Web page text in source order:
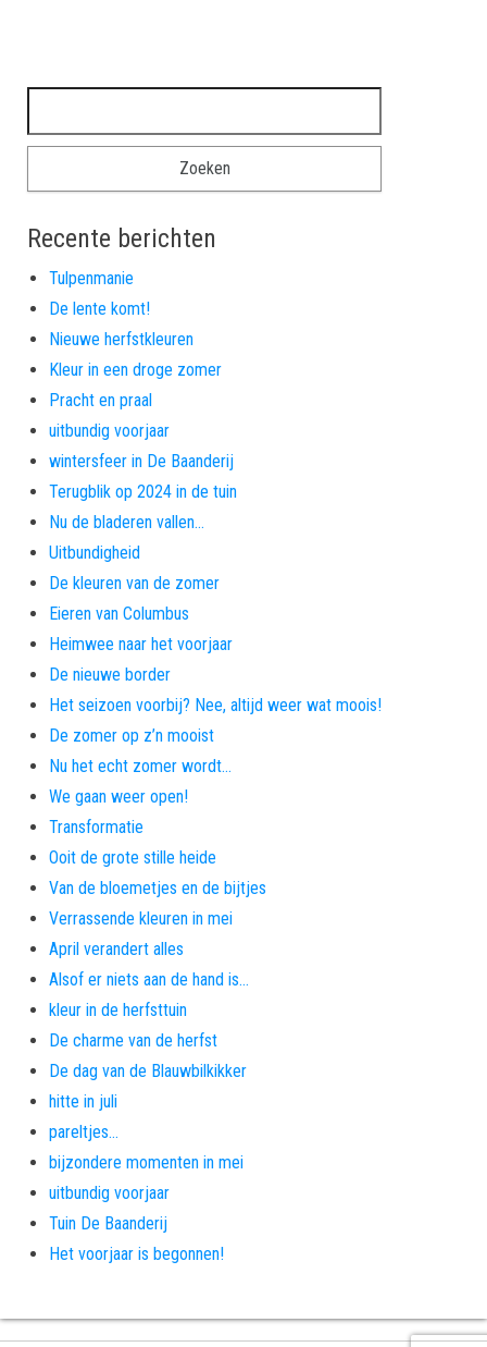
Recente berichten
Tulpenmanie
De lente komt!
Nieuwe herfstkleuren
Kleur in een droge zomer
Pracht en praal
uitbundig voorjaar
wintersfeer in De Baanderij
Terugblik op 2024 in de tuin
Nu de bladeren vallen…
Uitbundigheid
De kleuren van de zomer
Eieren van Columbus
Heimwee naar het voorjaar
De nieuwe border
Het seizoen voorbij? Nee, altijd weer wat moois!
De zomer op z’n mooist
Nu het echt zomer wordt…
We gaan weer open!
Transformatie
Ooit de grote stille heide
Van de bloemetjes en de bijtjes
Verrassende kleuren in mei
April verandert alles
Alsof er niets aan de hand is…
kleur in de herfsttuin
De charme van de herfst
De dag van de Blauwbilkikker
hitte in juli
pareltjes…
bijzondere momenten in mei
uitbundig voorjaar
Tuin De Baanderij
Het voorjaar is begonnen!